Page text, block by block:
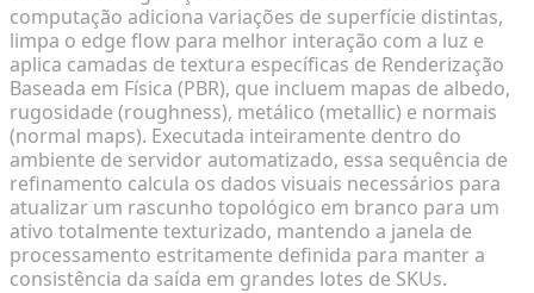
computação adiciona variações de superfície distintas,
limpa o edge flow para melhor interação com a luz e
aplica camadas de textura específicas de Renderização
Baseada em Física (PBR), que incluem mapas de albedo,
rugosidade (roughness), metálico (metallic) e normais
(normal maps). Executada inteiramente dentro do
ambiente de servidor automatizado, essa sequência de
refinamento calcula os dados visuais necessários para
atualizar um rascunho topológico em branco para um
ativo totalmente texturizado, mantendo a janela de
processamento estritamente definida para manter a
consistência da saída em grandes lotes de SKUs.